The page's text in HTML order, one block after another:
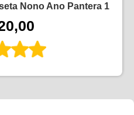
Nono Ano Pantera 1